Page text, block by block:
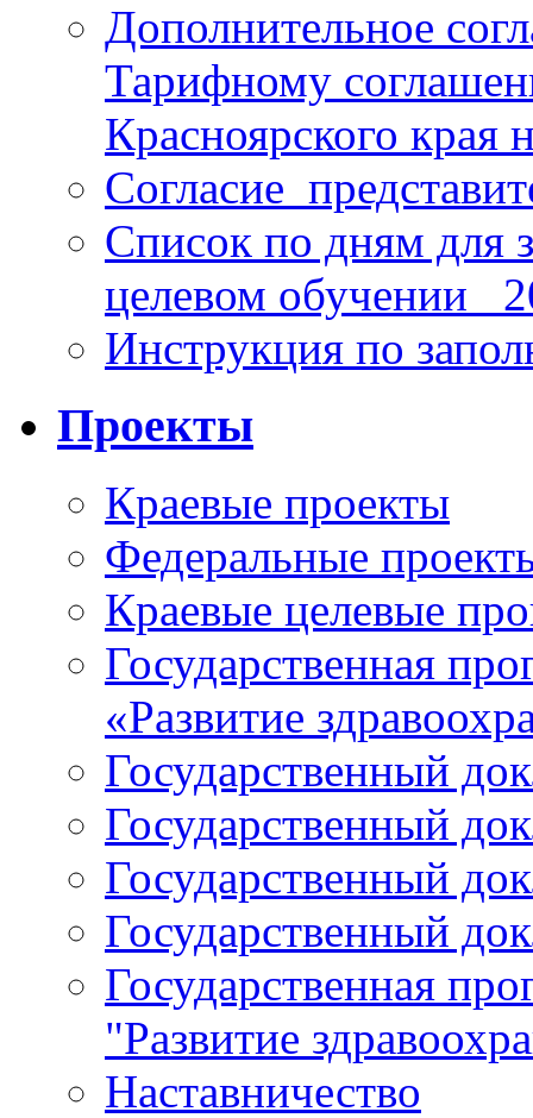
Дополнительное
Тарифному
Красноярского края
Список по дням для
целевом обучении_
Инструкция по
Проекты
Краевые проекты
Федеральные
Краевые целевые
Государственная
«Развитие
Государственный
Государственный
Государственный
Государственный
Государственная
"Развитие
Наставничество